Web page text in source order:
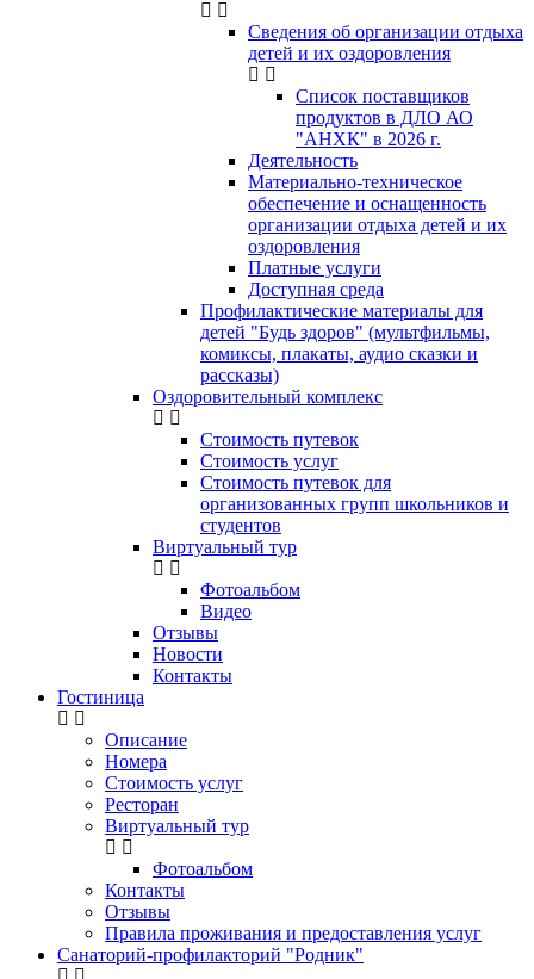
Сведения об организации отдыха
детей и их оздоровления
Список поставщиков
продуктов в ДЛО АО
"АНХК" в 2026 г.
Деятельность
Материально-техническое
обеспечение и оснащенность
организации отдыха детей и их
оздоровления
Платные услуги
Доступная среда
Профилактические материалы для
детей "Будь здоров" (мультфильмы,
комиксы, плакаты, аудио сказки и
рассказы)
Оздоровительный комплекс
Стоимость путевок
Стоимость услуг
Стоимость путевок для
организованных групп школьников и
студентов
Виртуальный тур
Фотоальбом
Видео
Отзывы
Новости
Контакты
Гостиница
Описание
Номера
Стоимость услуг
Ресторан
Виртуальный тур
Фотоальбом
Контакты
Отзывы
Правила проживания и предоставления услуг
Санаторий-профилакторий "Родник"